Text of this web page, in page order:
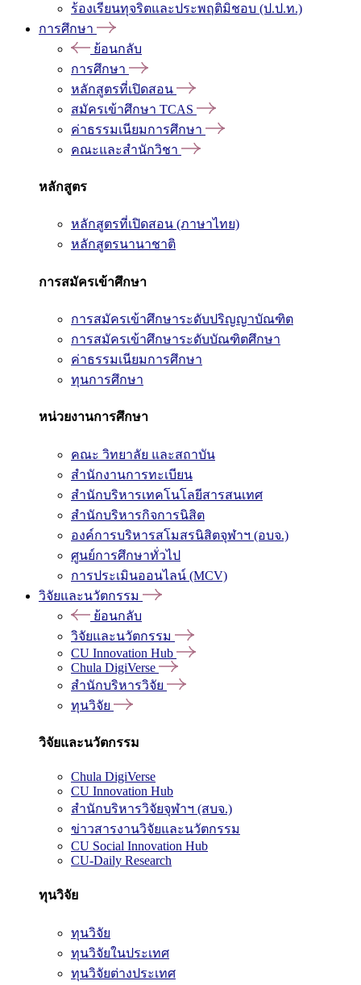
ร้องเรียนทุจริตและประพฤติมิชอบ (ป.ป.ท.)
การศึกษา
ย้อนกลับ
การศึกษา
หลักสูตรที่เปิดสอน
สมัครเข้าศึกษา TCAS
ค่าธรรมเนียมการศึกษา
คณะและสำนักวิชา
หลักสูตร
หลักสูตรที่เปิดสอน (ภาษาไทย)
หลักสูตรนานาชาติ
การสมัครเข้าศึกษา
การสมัครเข้าศึกษาระดับปริญญาบัณฑิต
การสมัครเข้าศึกษาระดับบัณฑิตศึกษา
ค่าธรรมเนียมการศึกษา
ทุนการศึกษา
หน่วยงานการศึกษา
คณะ วิทยาลัย และสถาบัน
สำนักงานการทะเบียน
สำนักบริหารเทคโนโลยีสารสนเทศ
สำนักบริหารกิจการนิสิต
องค์การบริหารสโมสรนิสิตจุฬาฯ (อบจ.)
ศูนย์การศึกษาทั่วไป
การประเมินออนไลน์ (MCV)
วิจัยและนวัตกรรม
ย้อนกลับ
วิจัยและนวัตกรรม
CU Innovation Hub
Chula DigiVerse
สำนักบริหารวิจัย
ทุนวิจัย
วิจัยและนวัตกรรม
Chula DigiVerse
CU Innovation Hub
สำนักบริหารวิจัยจุฬาฯ (สบจ.)
ข่าวสารงานวิจัยและนวัตกรรม
CU Social Innovation Hub
CU-Daily Research
ทุนวิจัย
ทุนวิจัย
ทุนวิจัยในประเทศ
ทุนวิจัยต่างประเทศ